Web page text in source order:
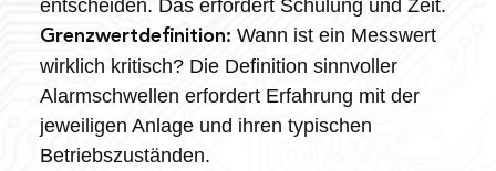
entscheiden. Das erfordert Schulung und Zeit.
Grenzwertdefinition: Wann ist ein Messwert
wirklich kritisch? Die Definition sinnvoller
Alarmschwellen erfordert Erfahrung mit der
jeweiligen Anlage und ihren typischen
Betriebszuständen.